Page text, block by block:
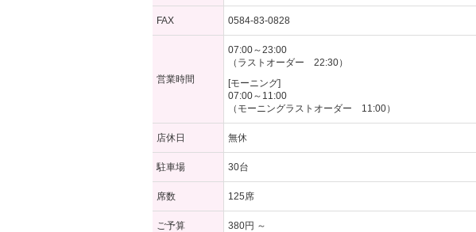
FAX 0584-83-0828
営業時間
07:00～23:00
（ラストオーダー 22:30）
[モーニング]
07:00～11:00
（モーニングラストオーダー 11:00）
店休日 無休
駐車場 30台
席数 125席
ご予算 380円 ～